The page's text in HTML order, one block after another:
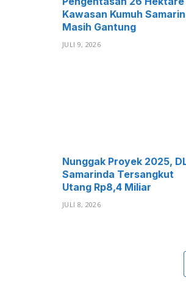
Kawasan Kumuh
Masih Gantung
JULI 9, 2026
Nunggak Proyek 2025,
Samarinda Tersangkut
Utang Rp8,4 Miliar
JULI 8, 2026